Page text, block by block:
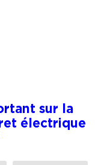
sur la
électrique